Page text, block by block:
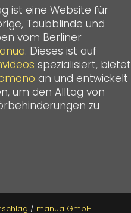
ist eine Website für
Taubblinde und
vom Berliner
. Dieses ist auf
spezialisiert, bietet
an und entwickelt
um den Alltag von
zu
/ manua GmbH